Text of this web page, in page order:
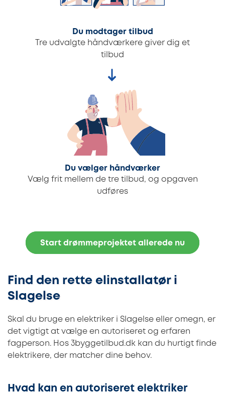
Du modtager tilbud
Tre udvalgte håndværkere giver dig et
tilbud
Du vælger håndværker
Vælg frit mellem de tre tilbud, og opgaven
udføres
Start drømmeprojektet allerede nu
Find den rette elinstallatør i
Slagelse
Skal du bruge en elektriker i Slagelse eller omegn, er
det vigtigt at vælge en autoriseret og erfaren
fagperson. Hos 3byggetilbud.dk kan du hurtigt finde
elektrikere, der matcher dine behov.
Hvad kan en autoriseret elektriker